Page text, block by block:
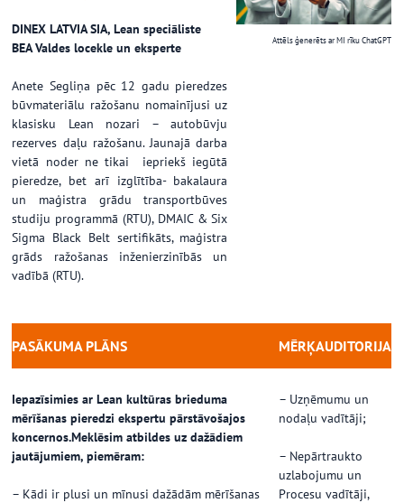
Attēls ģenerēts ar MI rīku ChatGPT
DINEX LATVIA SIA, Lean speciāliste
BEA Valdes locekle un eksperte
Anete Segliņa pēc 12 gadu pieredzes
būvmateriālu ražošanu nomainījusi uz
klasisku Lean nozari – autobūvju
rezerves daļu ražošanu. Jaunajā darba
vietā noder ne tikai iepriekš iegūtā
pieredze, bet arī izglītība- bakalaura
un maģistra grādu transportbūves
studiju programmā (RTU), DMAIC & Six
Sigma Black Belt sertifikāts, maģistra
grāds ražošanas inženierzinībās un
vadībā (RTU).
PASĀKUMA PLĀNS MĒRĶAUDITORIJA
Iepazīsimies ar Lean kultūras brieduma
mērīšanas pieredzi ekspertu pārstāvošajos
koncernos.Meklēsim atbildes uz dažādiem
jautājumiem, piemēram:
– Kādi ir plusi un mīnusi dažādām mērīšanas
– Uzņēmumu un
nodaļu vadītāji;
– Nepārtraukto
uzlabojumu un
Procesu vadītāji,